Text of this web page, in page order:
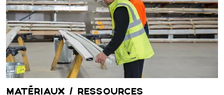
MATÉRIAUX / RESSOURCES